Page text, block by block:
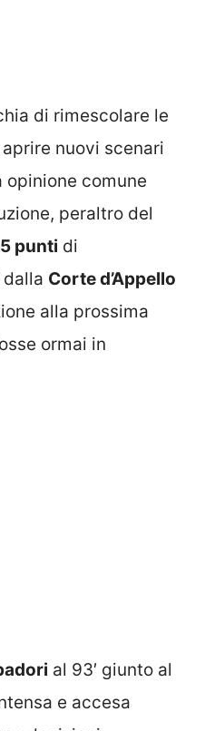
di rimescolare le
nuovi scenari
opinione comune
peraltro del
punti di
Corte d’Appello
alla prossima
ormai in
al 93′ giunto al
e accesa